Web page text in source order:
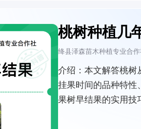
桃树种植几
绛县泽森苗木种植专业合作
介绍： 本文解答桃树
挂果时间的品种特性
果树早结果的实用技